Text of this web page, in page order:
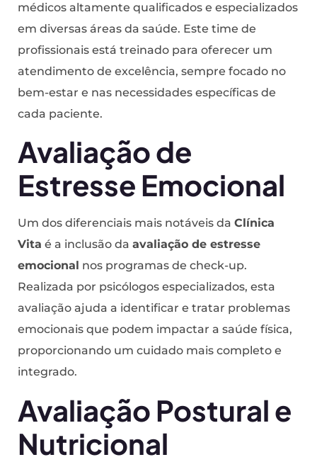
médicos altamente qualificados e especializados
em diversas áreas da saúde. Este time de
profissionais está treinado para oferecer um
atendimento de excelência, sempre focado no
bem-estar e nas necessidades específicas de
cada paciente.
Avaliação de
Estresse Emocional
Um dos diferenciais mais notáveis da Clínica
Vita é a inclusão da avaliação de estresse
emocional nos programas de check-up.
Realizada por psicólogos especializados, esta
avaliação ajuda a identificar e tratar problemas
emocionais que podem impactar a saúde física,
proporcionando um cuidado mais completo e
integrado.
Avaliação Postural e
Nutricional